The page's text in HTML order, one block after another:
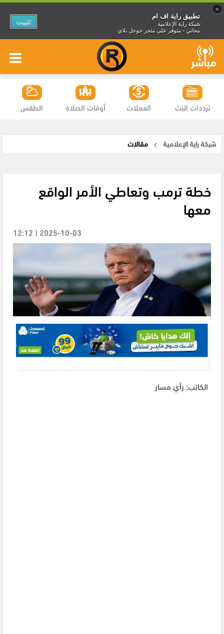
×
تطبيق راية اف ام
شبكة راية الإعلامية
مجاني - متوفر على متجر جوجل بلاي
تثبيت
الطقس أوقات الصلاة العملات ترددات البث
شبكة راية الإعلامية مقالات
خطة ترمب وتعاطي الأمر الواقع
معها
2025-10-03 | 12:12
الكاتب: رأي مسار